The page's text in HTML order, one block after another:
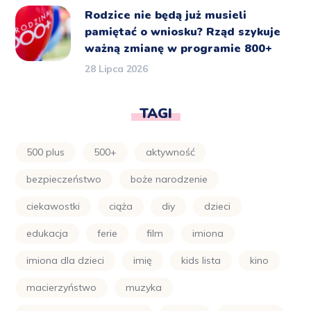
Rodzice nie będą już musieli
pamiętać o wniosku? Rząd szykuje
ważną zmianę w programie 800+
28 Lipca 2026
TAGI
500 plus 500+ aktywność
bezpieczeństwo boże narodzenie
ciekawostki ciąża diy dzieci
edukacja ferie film imiona
imiona dla dzieci imię kids lista kino
macierzyństwo muzyka